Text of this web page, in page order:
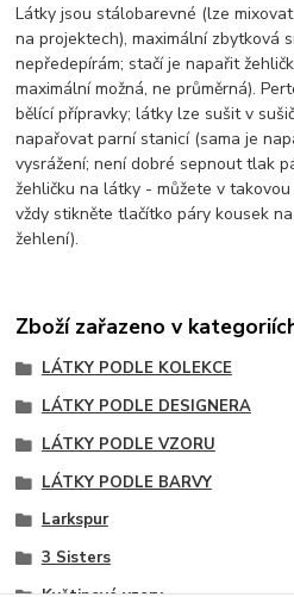
Látky jsou stálobarevné (lze
na projektech), maximální zbytková
nepředepírám; stačí je napařit
maximální možná, ne průměrná).
bělící přípravky; látky lze sušit v
napařovat parní stanicí (sama je
vysrážení; není dobré sepnout tlak
žehličku na látky - můžete v
vždy stikněte tlačítko páry kousek
žehlení).
Zboží zařazeno v
LÁTKY PODLE KOLEKCE
LÁTKY PODLE DESIGNERA
LÁTKY PODLE VZORU
LÁTKY PODLE BARVY
Larkspur
3 Sisters